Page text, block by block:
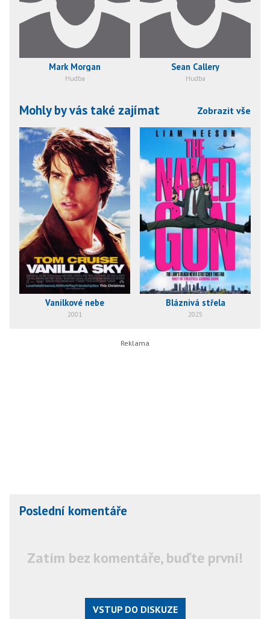
Mark Morgan
Hudba
Sean Callery
Hudba
Mohly by vás také zajímat Zobrazit vše
Vanilkové nebe
2001
Bláznivá střela
2025
Poslední komentáře
Zatím bez komentáře, buďte první!
VSTUP DO DISKUZE